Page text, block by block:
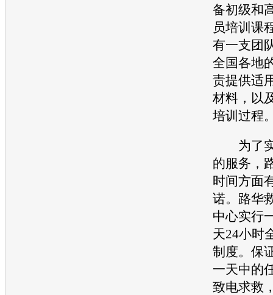
备初级和
员培训课
有一支团
全国各地
责提供适
材料，以
培训过程
为了实
的服务，
时间方面
诺。路华
中心实行
天24小时
制度。保
一天中的
致电求救